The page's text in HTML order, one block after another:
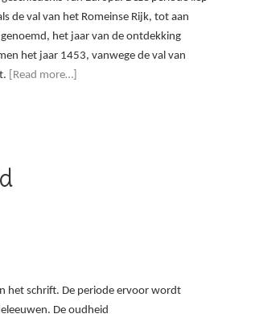
de val van het Romeinse Rijk, tot aan
het jaar van de ontdekking
het jaar 1453, vanwege de val van
[Read more…]
het schrift. De periode ervoor wordt
De oudheid